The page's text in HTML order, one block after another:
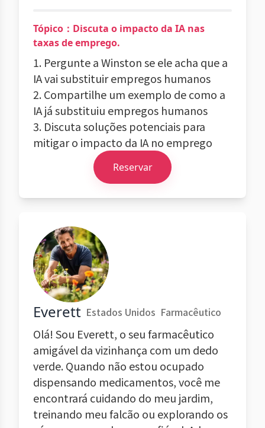
Tópico：Discuta o impacto da IA nas
taxas de emprego.
1. Pergunte a Winston se ele acha que a
IA vai substituir empregos humanos
2. Compartilhe um exemplo de como a
IA já substituiu empregos humanos
3. Discuta soluções potenciais para
mitigar o impacto da IA no emprego
Reservar
Everett Estados Unidos Farmacêutico
Olá! Sou Everett, o seu farmacêutico
amigável da vizinhança com um dedo
verde. Quando não estou ocupado
dispensando medicamentos, você me
encontrará cuidando do meu jardim,
treinando meu falcão ou explorando os